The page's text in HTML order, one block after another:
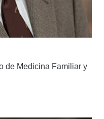
de Medicina Familiar y